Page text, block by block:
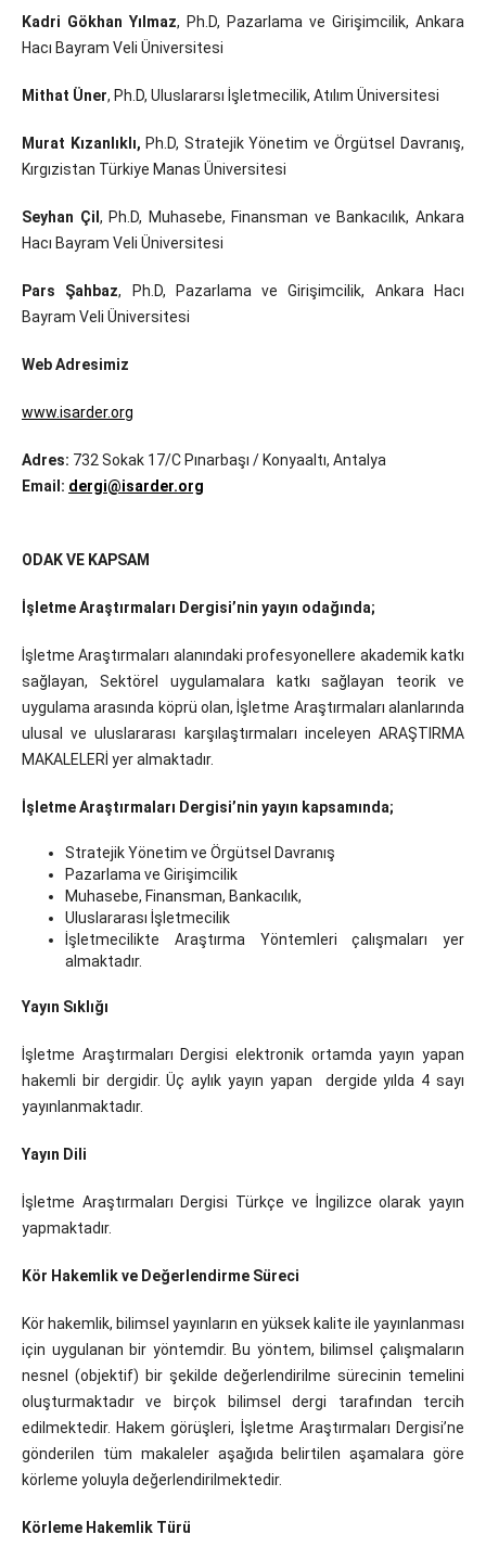
Kadri Gökhan Yılmaz, Ph.D, Pazarlama ve Girişimcilik, Ankara
Hacı Bayram Veli Üniversitesi
Mithat Üner, Ph.D, Uluslararsı İşletmecilik, Atılım Üniversitesi
Murat Kızanlıklı, Ph.D, Stratejik Yönetim ve Örgütsel Davranış,
Kırgızistan Türkiye Manas Üniversitesi
Seyhan Çil , Ph.D, Muhasebe, Finansman ve Bankacılık, Ankara
Hacı Bayram Veli Üniversitesi
Pars Şahbaz, Ph.D, Pazarlama ve Girişimcilik, Ankara Hacı
Bayram Veli Üniversitesi
Web Adresimiz
www.isarder.org
Adres: 732 Sokak 17/C Pınarbaşı / Konyaaltı, Antalya
Email: dergi@isarder.org
ODAK VE KAPSAM
İşletme Araştırmaları Dergisi’nin yayın odağında;
İşletme Araştırmaları alanındaki profesyonellere akademik katkı
sağlayan, Sektörel uygulamalara katkı sağlayan teorik ve
uygulama arasında köprü olan, İşletme Araştırmaları alanlarında
ulusal ve uluslararası karşılaştırmaları inceleyen ARAŞTIRMA
MAKALELERİ yer almaktadır.
İşletme Araştırmaları Dergisi’nin yayın kapsamında;
Stratejik Yönetim ve Örgütsel Davranış
Pazarlama ve Girişimcilik
Muhasebe, Finansman, Bankacılık,
Uluslararası İşletmecilik
İşletmecilikte Araştırma Yöntemleri çalışmaları yer
almaktadır.
Yayın Sıklığı
İşletme Araştırmaları Dergisi elektronik ortamda yayın yapan
hakemli bir dergidir. Üç aylık yayın yapan dergide yılda 4 sayı
yayınlanmaktadır.
Yayın Dili
İşletme Araştırmaları Dergisi Türkçe ve İngilizce olarak yayın
yapmaktadır.
Kör Hakemlik ve Değerlendirme Süreci
Kör hakemlik, bilimsel yayınların en yüksek kalite ile yayınlanması
için uygulanan bir yöntemdir. Bu yöntem, bilimsel çalışmaların
nesnel (objektif) bir şekilde değerlendirilme sürecinin temelini
oluşturmaktadır ve birçok bilimsel dergi tarafından tercih
edilmektedir. Hakem görüşleri, İşletme Araştırmaları Dergisi’ne
gönderilen tüm makaleler aşağıda belirtilen aşamalara göre
körleme yoluyla değerlendirilmektedir.
Körleme Hakemlik Türü